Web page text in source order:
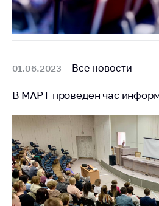
01.06.2023 Все новости
В МАРТ проведен час